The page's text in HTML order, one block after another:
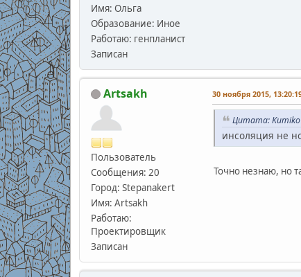
Имя: Ольга
Образование: Иное
Работаю: генпланист
Записан
Artsakh
Пользователь
Сообщения: 20
Город: Stepanakert
Имя: Artsakh
Работаю:
Проектировщик
Записан
30 ноября 2015,
Цитата: Kumiko
инсоляция не
Точно незнаю, но